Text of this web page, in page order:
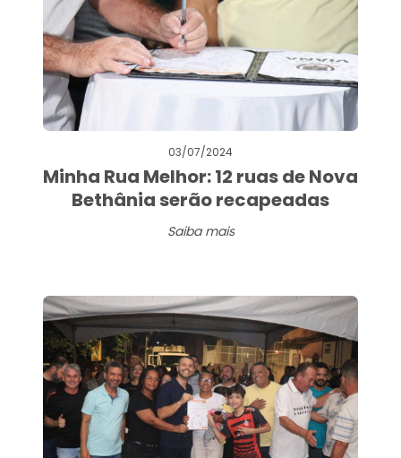
03/07/2024
Minha Rua Melhor: 12 ruas de Nova
Bethânia serão recapeadas
Saiba mais